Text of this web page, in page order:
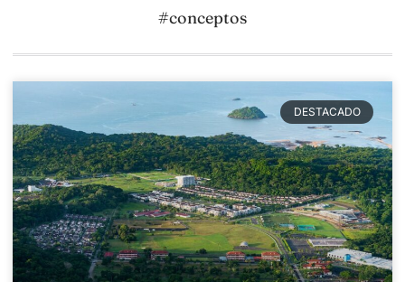
#conceptos
DESTACADO